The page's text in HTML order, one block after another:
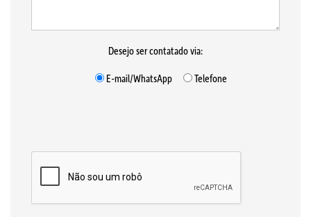
Desejo ser contatado via:
E-mail/WhatsApp
Telefone